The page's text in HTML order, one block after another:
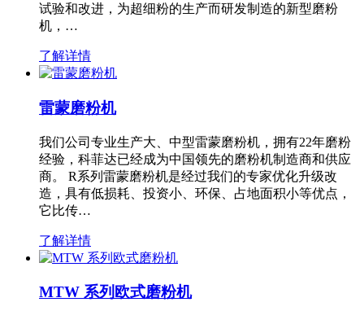
试验和改进，为超细粉的生产而研发制造的新型磨粉
机，…
了解详情
雷蒙磨粉机
我们公司专业生产大、中型雷蒙磨粉机，拥有22年磨粉
经验，科菲达已经成为中国领先的磨粉机制造商和供应
商。 R系列雷蒙磨粉机是经过我们的专家优化升级改
造，具有低损耗、投资小、环保、占地面积小等优点，
它比传…
了解详情
MTW 系列欧式磨粉机